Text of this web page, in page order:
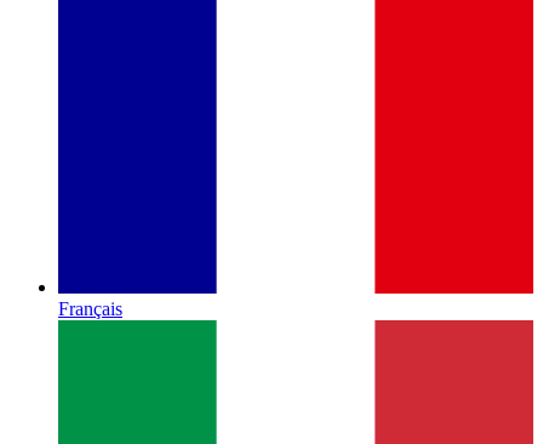
Français